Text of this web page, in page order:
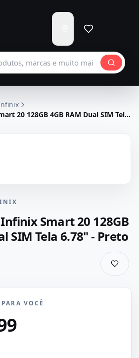
para
Carregando...
20 128GB 4GB RAM Dual SIM Tela
Smart 20 128GB
SIM Tela 6.78" - Preto
VOCÊ